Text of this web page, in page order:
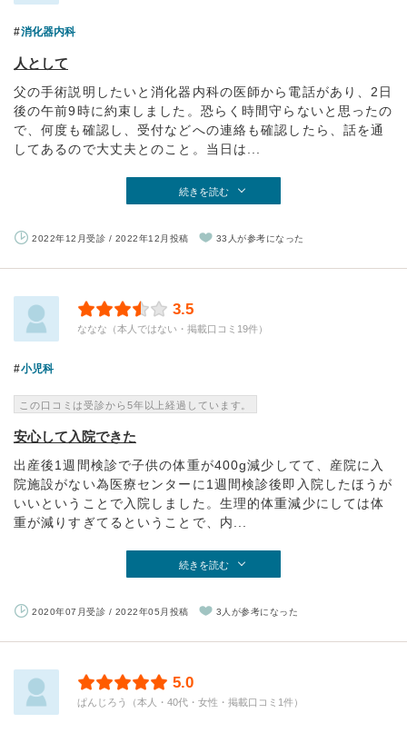
消化器内科
人として
父の手術説明したいと消化器内科の医師から電話があり、2日
後の午前9時に約束しました。恐らく時間守らないと思ったの
で、何度も確認し、受付などへの連絡も確認したら、話を通
してあるので大丈夫とのこと。当日は...
続きを読む
2022年12月受診 / 2022年12月投稿 33人が参考になった
3.5
ななな（本人ではない・掲載口コミ19件）
小児科
この口コミは受診から5年以上経過しています。
安心して入院できた
出産後1週間検診で子供の体重が400g減少してて、産院に入
院施設がない為医療センターに1週間検診後即入院したほうが
いいということで入院しました。生理的体重減少にしては体
重が減りすぎてるということで、内...
続きを読む
2020年07月受診 / 2022年05月投稿 3人が参考になった
5.0
ぱんじろう（本人・40代・女性・掲載口コミ1件）